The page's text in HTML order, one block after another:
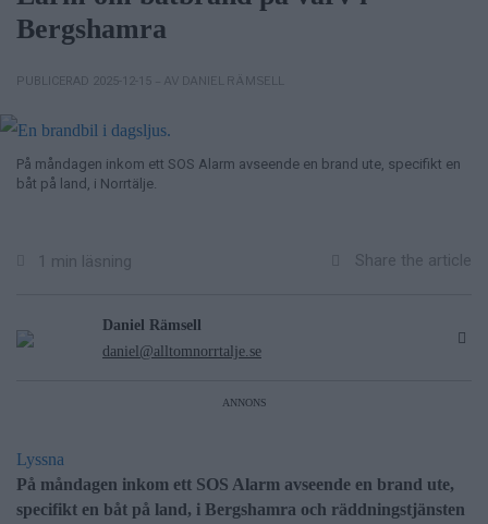
Bergshamra
PUBLICERAD 2025-12-15 – AV DANIEL RÄMSELL
På måndagen inkom ett SOS Alarm avseende en brand ute, specifikt en
båt på land, i Norrtälje.
1 min läsning Share the article
Daniel Rämsell
daniel@alltomnorrtalje.se
ANNONS
Lyssna
På måndagen inkom ett SOS Alarm avseende en brand ute,
specifikt en båt på land, i Bergshamra och räddningstjänsten